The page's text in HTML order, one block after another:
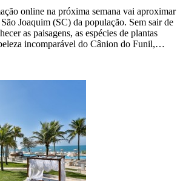
online na próxima semana vai aproximar
Joaquim (SC) da população. Sem sair de
as paisagens, as espécies de plantas
incomparável do Cânion do Funil,…